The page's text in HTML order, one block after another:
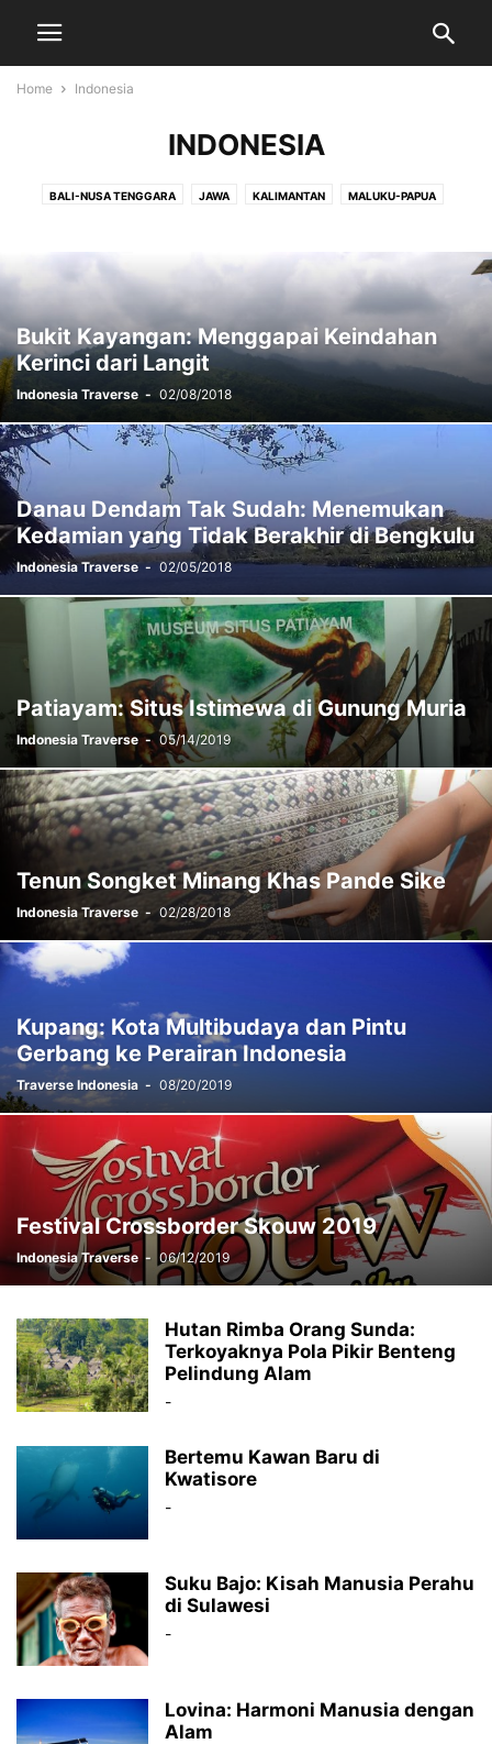
Home Indonesia
INDONESIA
BALI-NUSA TENGGARA JAWA KALIMANTAN MALUKU-PAPUA
Bukit Kayangan: Menggapai Keindahan
Kerinci dari Langit
Indonesia Traverse - 02/08/2018
Danau Dendam Tak Sudah: Menemukan
Kedamian yang Tidak Berakhir di Bengkulu
Indonesia Traverse - 02/05/2018
Patiayam: Situs Istimewa di Gunung Muria
Indonesia Traverse - 05/14/2019
Tenun Songket Minang Khas Pande Sike
Indonesia Traverse - 02/28/2018
Kupang: Kota Multibudaya dan Pintu
Gerbang ke Perairan Indonesia
Traverse Indonesia - 08/20/2019
Festival Crossborder Skouw 2019
Indonesia Traverse - 06/12/2019
Hutan Rimba Orang Sunda:
Terkoyaknya Pola Pikir Benteng
Pelindung Alam
-
Bertemu Kawan Baru di
Kwatisore
-
Suku Bajo: Kisah Manusia Perahu
di Sulawesi
-
Lovina: Harmoni Manusia dengan
Alam